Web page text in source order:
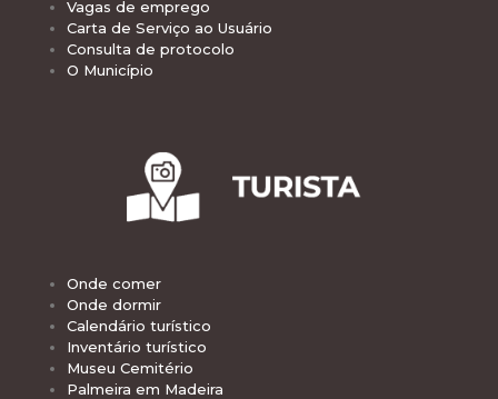
Vagas de emprego
Carta de Serviço ao Usuário
Consulta de protocolo
O Município
Onde comer
Onde dormir
Calendário turístico
Inventário turístico
Museu Cemitério
Palmeira em Madeira